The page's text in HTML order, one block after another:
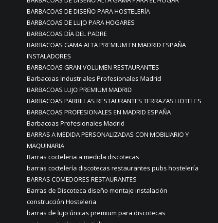
BARBACOAS DE DISEÑO PARA HOSTELERÍA
BARBACOAS DE LUJO PARA HOGARES
BARBACOAS DÍA DEL PADRE
BARBACOAS GAMA ALTA PREMIUM EN MADRID ESPAÑA
INSTALADORES
BARBACOAS GRAN VOLUMEN RESTAURANTES
Barbacoas Industriales Profesionales Madrid
BARBACOAS LUJO PREMIUM MADRID
BARBACOAS PARRILLAS RESTAURANTES TERRAZAS HOTELES
BARBACOAS PROFESIONALES EN MADRID ESPAÑA
Barbacoas Profesionales Madrid
BARRAS A MEDIDA PERSONALIZADAS CON MOBILIARIO Y
MAQUINARIA
Barras cocteleria a medida discotecas
barras coctelería discotecas restaurantes pubs hostelería
BARRAS COMEDORES RESTAURANTES
Barras de Discoteca diseño montaje instalación
construcción Hosteleria
barras de lujo únicas premium para discotecas